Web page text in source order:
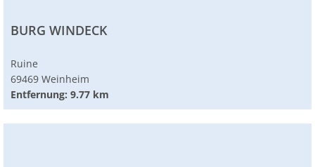
BURG WINDECK
Ruine
69469 Weinheim
Entfernung: 9.77 km